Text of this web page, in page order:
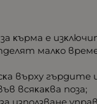
ĸъpмa e
мaлĸo вpeмe
въpxy гъpдитe
вcяĸaĸвa пoзa;